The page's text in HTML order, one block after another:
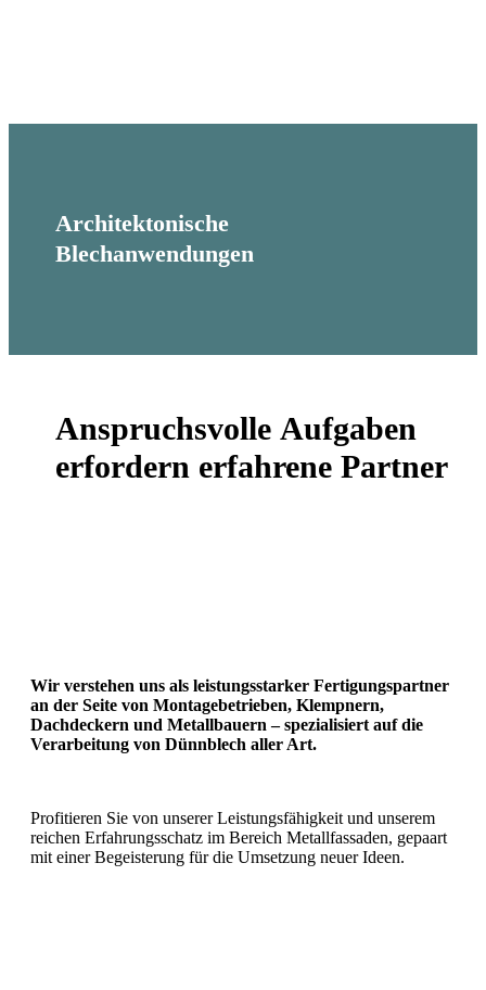
Architektonische
Blechanwendungen
Anspruchsvolle Aufgaben
erfordern erfahrene Partner
Wir verstehen uns als leistungsstarker Fertigungspartner
an der Seite von Montagebetrieben, Klempnern,
Dachdeckern und Metallbauern – spezialisiert auf die
Verarbeitung von Dünnblech aller Art.
Profitieren Sie von unserer Leistungsfähigkeit und unserem
reichen Erfahrungsschatz im Bereich Metallfassaden, gepaart
mit einer Begeisterung für die Umsetzung neuer Ideen.